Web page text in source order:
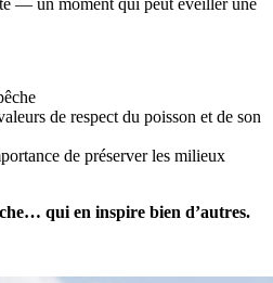
— un moment qui peut éveiller une
de respect du poisson et de son
de préserver les milieux
qui en inspire bien d’autres.